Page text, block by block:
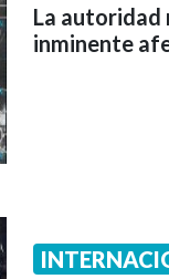
La autoridad
inminente